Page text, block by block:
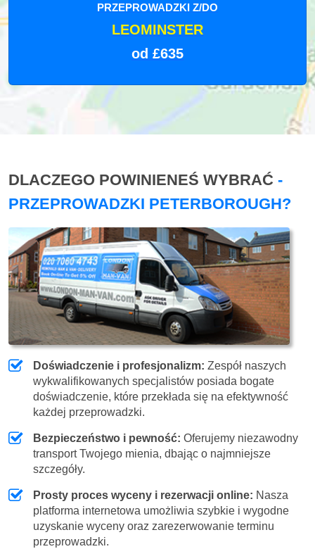
PRZEPROWADZKI Z/DO
LEOMINSTER
od £635
DLACZEGO POWINIENEŚ WYBRAĆ -
PRZEPROWADZKI PETERBOROUGH?
Doświadczenie i profesjonalizm: Zespół naszych
wykwalifikowanych specjalistów posiada bogate
doświadczenie, które przekłada się na efektywność
każdej przeprowadzki.
Bezpieczeństwo i pewność: Oferujemy niezawodny
transport Twojego mienia, dbając o najmniejsze
szczegóły.
Prosty proces wyceny i rezerwacji online: Nasza
platforma internetowa umożliwia szybkie i wygodne
uzyskanie wyceny oraz zarezerwowanie terminu
przeprowadzki.